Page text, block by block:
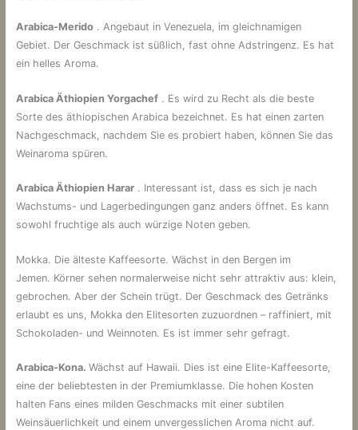
Arabica-Merido. Angebaut in Venezuela, im gleichnamigen
Gebiet. Der Geschmack ist süßlich, fast ohne Adstringenz. Es hat
ein helles Aroma.
Arabica Äthiopien Yorgachef. Es wird zu Recht als die beste
Sorte des äthiopischen Arabica bezeichnet. Es hat einen zarten
Nachgeschmack, nachdem Sie es probiert haben, können Sie das
Weinaroma spüren.
Arabica Äthiopien Harar. Interessant ist, dass es sich je nach
Wachstums- und Lagerbedingungen ganz anders öffnet. Es kann
sowohl fruchtige als auch würzige Noten geben.
Mokka. Die älteste Kaffeesorte. Wächst in den Bergen im
Jemen. Körner sehen normalerweise nicht sehr attraktiv aus: klein,
gebrochen. Aber der Schein trügt. Der Geschmack des Getränks
erlaubt es uns, Mokka den Elitesorten zuzuordnen – raffiniert, mit
Schokoladen- und Weinnoten. Es ist immer sehr gefragt.
Arabica-Kona. Wächst auf Hawaii. Dies ist eine Elite-Kaffeesorte,
eine der beliebtesten in der Premiumklasse. Die hohen Kosten
halten Fans eines milden Geschmacks mit einer subtilen
Weinsäuerlichkeit und einem unvergesslichen Aroma nicht auf.